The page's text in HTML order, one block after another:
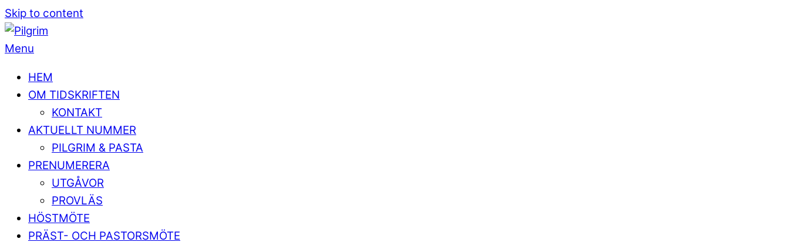
Skip to content
Menu
HEM
OM TIDSKRIFTEN
KONTAKT
AKTUELLT NUMMER
PILGRIM & PASTA
PRENUMERERA
UTGÅVOR
PROVLÄS
HÖSTMÖTE
PRÄST- OCH PASTORSMÖTE